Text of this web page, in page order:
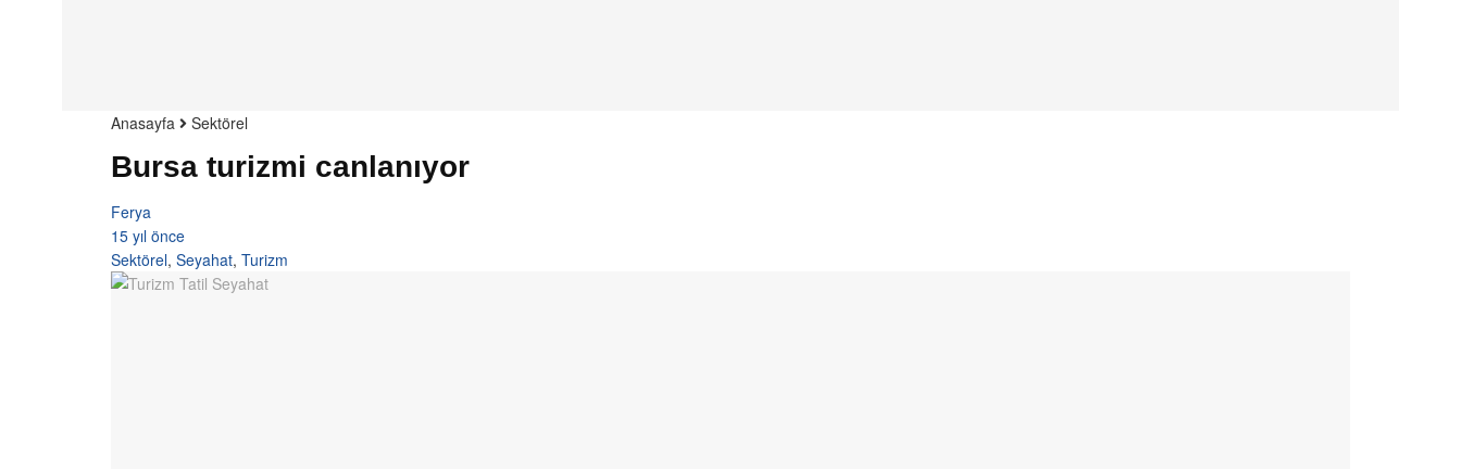
Anasayfa Sektörel
Bursa turizmi canlanıyor
Ferya
15 yıl önce
Sektörel, Seyahat, Turizm